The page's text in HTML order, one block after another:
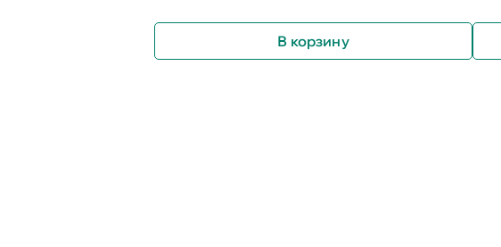
В корзину